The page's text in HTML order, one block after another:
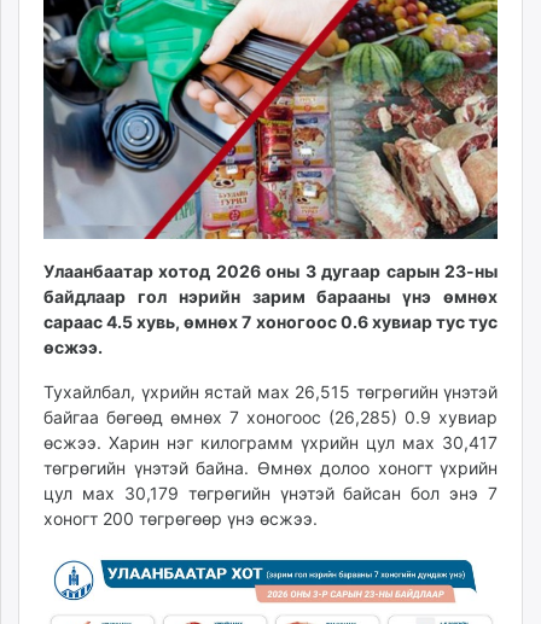
eagle.mn
ergelt.mn
zarig.mn
today.mn
zuv.mn
mminfo.mn
ugluu.mn
urlag.mn
unen.mn
asu.mn
shudarga.mn
shuurhai.mn
unuudur.mn
isee.mn
mglradio.com
fact.mn
itoim.mn
tumen.mn
shuum.mn
times.mn
Улаанбаатар хотод 2026 оны 3 дугаар сарын 23-ны
байдлаар гол нэрийн зарим барааны үнэ өмнөх
сараас 4.5 хувь, өмнөх 7 хоногоос 0.6 хувиар тус тус
өсжээ.
Тухайлбал, үхрийн ястай мах 26,515 төгрөгийн үнэтэй
байгаа бөгөөд өмнөх 7 хоногоос (26,285) 0.9 хувиар
өсжээ. Харин нэг килограмм үхрийн цул мах 30,417
төгрөгийн үнэтэй байна. Өмнөх долоо хоногт үхрийн
цул мах 30,179 төгрөгийн үнэтэй байсан бол энэ 7
хоногт 200 төгрөгөөр үнэ өсжээ.